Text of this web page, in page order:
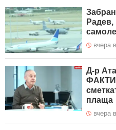
вчера
Д-р
плаща
вчера